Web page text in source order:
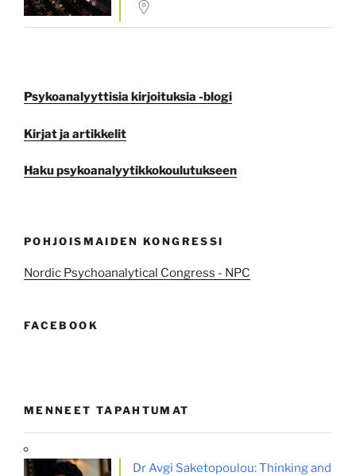
Psykoanalyyttisia kirjoituksia -blogi
Kirjat ja artikkelit
Haku psykoanalyytikkokoulutukseen
POHJOISMAIDEN KONGRESSI
Nordic Psychoanalytical Congress - NPC
FACEBOOK
MENNEET TAPAHTUMAT
Dr Avgi Saketopoulou: Thinking and